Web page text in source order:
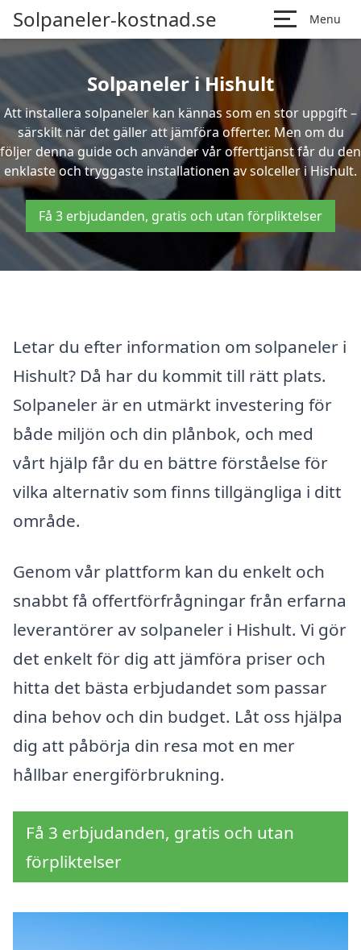
Solpaneler-kostnad.se Menu
Solpaneler i Hishult
Att installera solpaneler kan kännas som en stor uppgift –
särskilt när det gäller att jämföra offerter. Men om du
följer denna guide och använder vår offerttjänst får du den
enklaste och tryggaste installationen av solceller i Hishult.
Få 3 erbjudanden, gratis och utan förpliktelser
Letar du efter information om solpaneler i
Hishult? Då har du kommit till rätt plats.
Solpaneler är en utmärkt investering för
både miljön och din plånbok, och med
vårt hjälp får du en bättre förståelse för
vilka alternativ som finns tillgängliga i ditt
område.
Genom vår plattform kan du enkelt och
snabbt få offertförfrågningar från erfarna
leverantörer av solpaneler i Hishult. Vi gör
det enkelt för dig att jämföra priser och
hitta det bästa erbjudandet som passar
dina behov och din budget. Låt oss hjälpa
dig att påbörja din resa mot en mer
hållbar energiförbrukning.
Få 3 erbjudanden, gratis och utan
förpliktelser